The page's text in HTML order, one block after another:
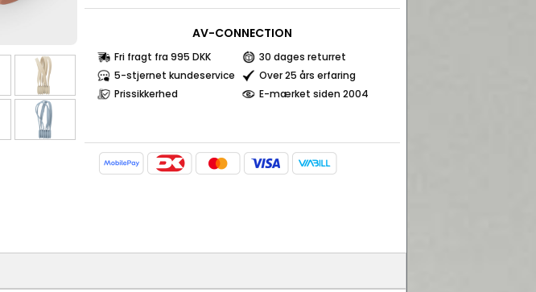
AV-CONNECTION
Fri fragt fra 995 DKK
30 dages returret
5-stjernet kundeservice
Over 25 års erfaring
Prissikkerhed
E-mærket siden 2004